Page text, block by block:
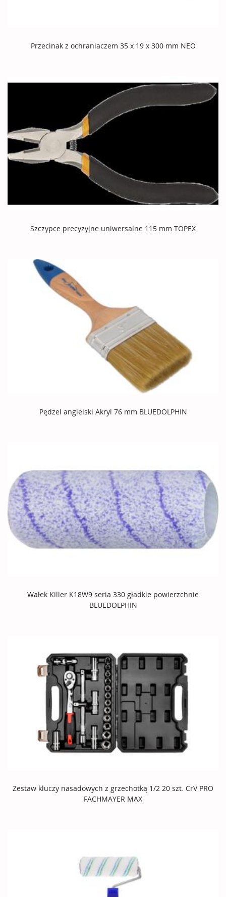
Przecinak z ochraniaczem 35 x 19 x 300 mm NEO
Szczypce precyzyjne uniwersalne 115 mm TOPEX
Pędzel angielski Akryl 76 mm BLUEDOLPHIN
Wałek Killer K18W9 seria 330 gładkie powierzchnie
BLUEDOLPHIN
Zestaw kluczy nasadowych z grzechotką 1/2 20 szt. CrV PRO
FACHMAYER MAX